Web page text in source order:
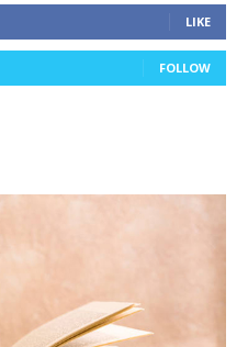
LIKE
FOLLOW